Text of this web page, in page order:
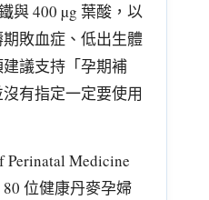
與 400 µg 葉酸，以
敗血症、低出生體
議支持「孕期補
有指定一定要使用
Perinatal Medicine
位健康丹麥孕婦